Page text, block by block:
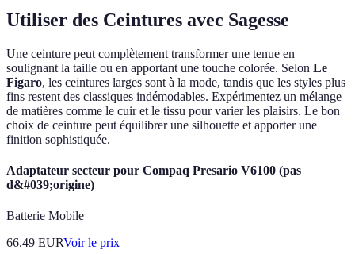
Utiliser des Ceintures avec Sagesse
Une ceinture peut complètement transformer une tenue en
soulignant la taille ou en apportant une touche colorée. Selon Le
Figaro, les ceintures larges sont à la mode, tandis que les styles plus
fins restent des classiques indémodables. Expérimentez un mélange
de matières comme le cuir et le tissu pour varier les plaisirs. Le bon
choix de ceinture peut équilibrer une silhouette et apporter une
finition sophistiquée.
Adaptateur secteur pour Compaq Presario V6100 (pas
d&#039;origine)
Batterie Mobile
66.49 EURVoir le prix